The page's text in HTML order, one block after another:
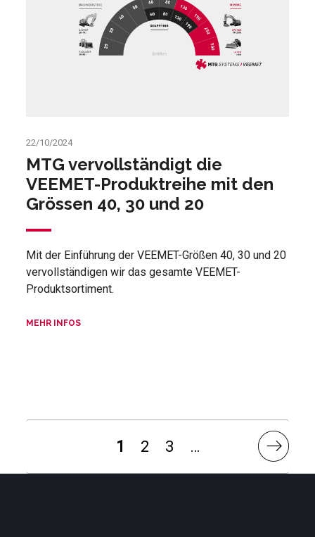
22/10/2024
MTG vervollständigt die
VEEMET-Produktreihe mit den
Grössen 40, 30 und 20
Mit der Einführung der VEEMET-Größen 40, 30 und 20
vervollständigen wir das gesamte VEEMET-
Produktsortiment.
MEHR INFOS
1 2 3 …